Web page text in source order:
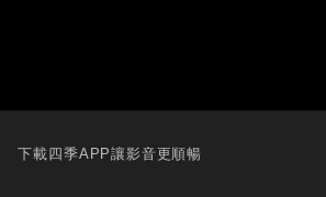
下載四季APP讓影音更順暢